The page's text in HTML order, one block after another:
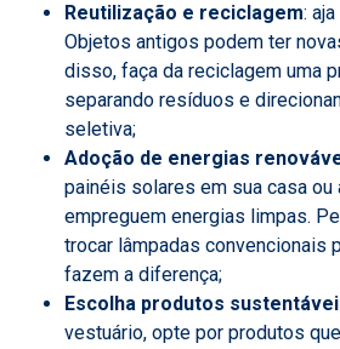
Reutilização e reciclagem:
Objetos antigos podem ter
disso, faça da reciclagem uma
separando resíduos e
seletiva;
Adoção de energias
painéis solares em sua casa
empreguem energias limpas.
trocar lâmpadas convencionais
fazem a diferença;
Escolha produtos
vestuário, opte por produtos